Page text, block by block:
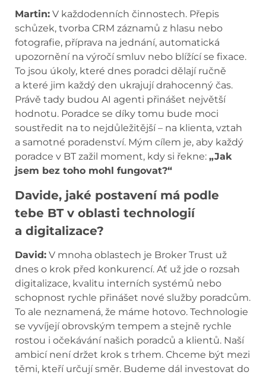
Martin: V každodenních činnostech. Přepis
schůzek, tvorba CRM záznamů z hlasu nebo
fotografie, příprava na jednání, automatická
upozornění na výročí smluv nebo blížící se fixace.
To jsou úkoly, které dnes poradci dělají ručně
a které jim každý den ukrajují drahocenný čas.
Právě tady budou AI agenti přinášet největší
hodnotu. Poradce se díky tomu bude moci
soustředit na to nejdůležitější – na klienta, vztah
a samotné poradenství. Mým cílem je, aby každý
poradce v BT zažil moment, kdy si řekne: „Jak
jsem bez toho mohl fungovat?“
Davide, jaké postavení má podle
tebe BT v oblasti technologií
a digitalizace?
David: V mnoha oblastech je Broker Trust už
dnes o krok před konkurencí. Ať už jde o rozsah
digitalizace, kvalitu interních systémů nebo
schopnost rychle přinášet nové služby poradcům.
To ale neznamená, že máme hotovo. Technologie
se vyvíjejí obrovským tempem a stejně rychle
rostou i očekávání našich poradců a klientů. Naší
ambicí není držet krok s trhem. Chceme být mezi
těmi, kteří určují směr. Budeme dál investovat do